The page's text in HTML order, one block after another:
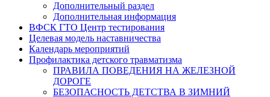
Дополнительный раздел
Дополнительная информация
ВФСК ГТО Центр тестирования
Целевая модель наставничества
Календарь мероприятий
Профилактика детского травматизма
ПРАВИЛА ПОВЕДЕНИЯ НА ЖЕЛЕЗНОЙ
ДОРОГЕ
БЕЗОПАСНОСТЬ ДЕТСТВА В ЗИМНИЙ